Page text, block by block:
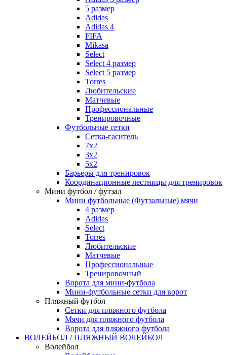
5 размер
Adidas
Adidas 4
FIFA
Mikasa
Select
Select 4 размер
Select 5 размер
Torres
Любительские
Матчевые
Профессиональные
Тренировочные
Футбольные сетки
Сетка-гаситель
7x2
3х2
5х2
Барьеры для тренировок
Координационные лестницы для тренировок
Мини футбол / футзал
Мини футбольные (Футзальные) мячи
4 размер
Adidas
Select
Torres
Любительские
Матчевые
Профессиональные
Тренировочный
Ворота для мини-футбола
Мини-футбольные сетки для ворот
Пляжный футбол
Сетки для пляжного футбола
Мячи для пляжного футбола
Ворота для пляжного футбола
ВОЛЕЙБОЛ / ПЛЯЖНЫЙ ВОЛЕЙБОЛ
Волейбол